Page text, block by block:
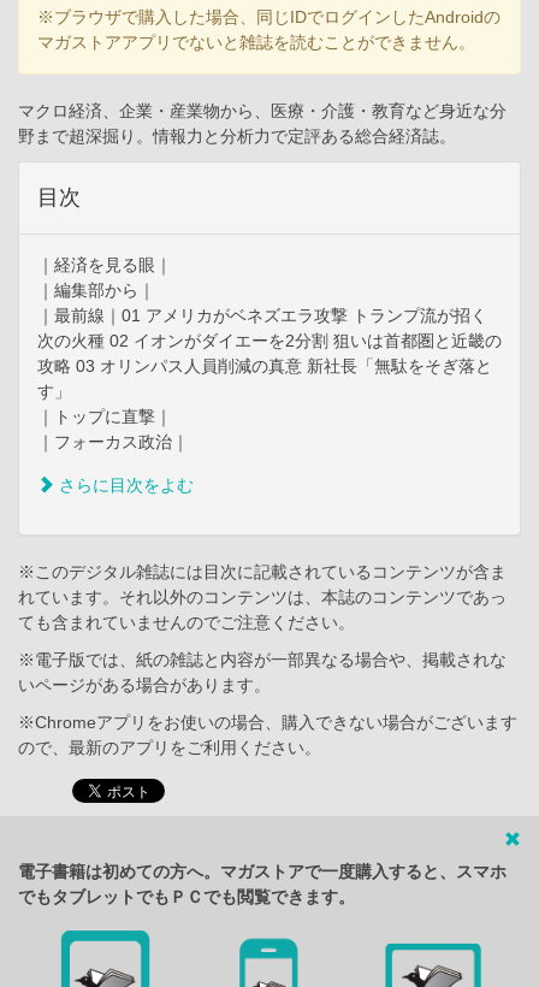
※ブラウザで購入した場合、同じIDでログインしたAndroidの
マガストアアプリでないと雑誌を読むことができません。
マクロ経済、企業・産業物から、医療・介護・教育など身近な分
野まで超深掘り。情報力と分析力で定評ある総合経済誌。
目次
｜経済を見る眼｜
｜編集部から｜
｜最前線｜01 アメリカがベネズエラ攻撃 トランプ流が招く
次の火種 02 イオンがダイエーを2分割 狙いは首都圏と近畿の
攻略 03 オリンパス人員削減の真意 新社長「無駄をそぎ落と
す」
｜トップに直撃｜
｜フォーカス政治｜
さらに目次をよむ
※このデジタル雑誌には目次に記載されているコンテンツが含ま
れています。それ以外のコンテンツは、本誌のコンテンツであっ
ても含まれていませんのでご注意ください。
※電子版では、紙の雑誌と内容が一部異なる場合や、掲載されな
いページがある場合があります。
※Chromeアプリをお使いの場合、購入できない場合がございます
ので、最新のアプリをご利用ください。
電子書籍は初めての方へ。マガストアで一度購入すると、スマホ
でもタブレットでもＰＣでも閲覧できます。